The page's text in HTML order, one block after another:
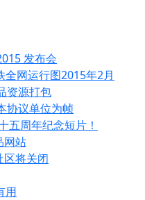
发布会
网运行图2015年2月
资源打包
协议单位为帧
周年纪念短片！
网站
将关闭
用